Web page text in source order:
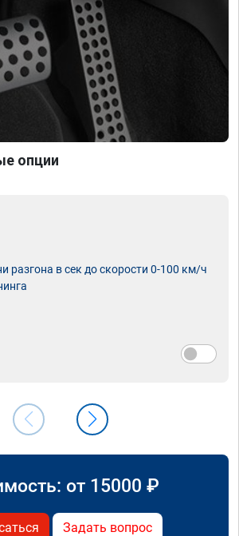
опции
разгона в сек до скорости 0-100 км/ч
от 15000 ₽
Задать вопрос